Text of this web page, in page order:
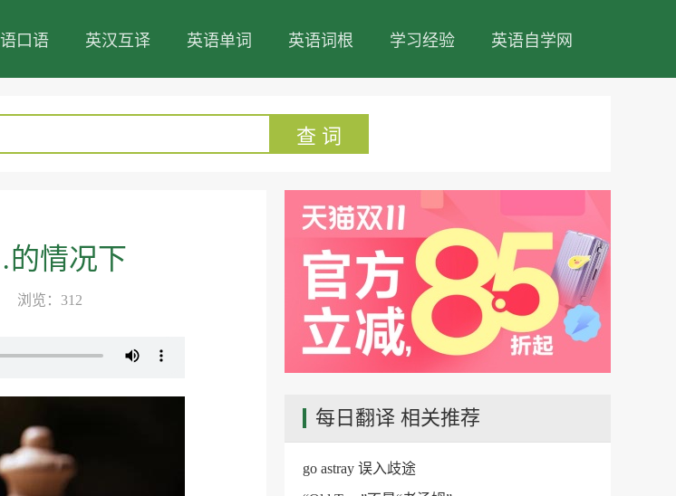
口语 英汉互译 英语单词 英语词根 学习经验 英语自学网
查 词
的情况下
浏览：312
每日翻译 相关推荐
go astray 误入歧途